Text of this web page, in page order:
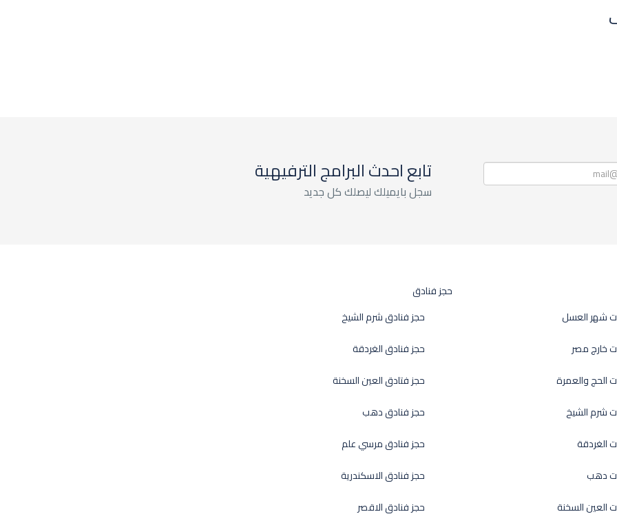
تابع احدث البرامج الترفيهية
سجل بايميلك ليصلك كل جديد
حجز فنادق
حجز فنادق شرم الشيخ
حجز فنادق الغردقة
حجز فتادق العين السخنة
حجز فنادق دهب
حجز فنادق مرسي علم
حجز فنادق الاسكندرية
حجز فنادق الاقصر
شهر العسل
خارج مصر
الحج والعمرة
شرم الشيخ
الغردقة
دهب
العين السخنة